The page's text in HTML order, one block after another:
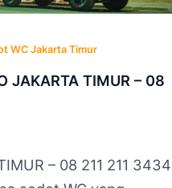
WC Jakarta Timur
JAKARTA TIMUR – 08
– 08 211 211 3434